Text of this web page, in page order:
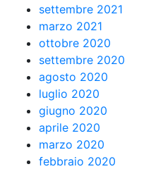
settembre 2021
marzo 2021
ottobre 2020
settembre 2020
agosto 2020
luglio 2020
giugno 2020
aprile 2020
marzo 2020
febbraio 2020